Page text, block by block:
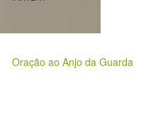
Oração ao Anjo da Guarda